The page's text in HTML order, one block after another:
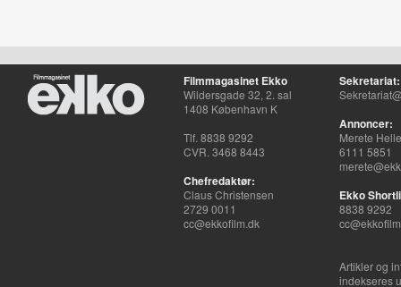
Filmmagasinet Ekko
Wildersgade 32, 2. sal
1408 København K
Tlf. 8838 9292
CVR. 3468 8443
Chefredaktør:
Claus Christensen
2729 0011
cc@ekkofilm.dk
Sekretariat:
Annoncer:
Merete
6111 5851
Ekko
8838 9292
Artikler og
indekseres